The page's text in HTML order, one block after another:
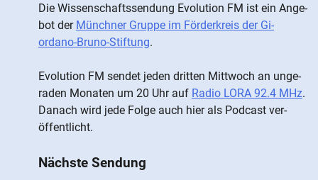
Die Wis­sen­schafts­send­ung Evolution FM ist ein An­ge­
bot der Münch­ner Grup­pe im För­der­kreis der Gi­
ordano-Bruno-Stiftung.
Evolution FM sen­det je­den drit­ten Mitt­woch an un­ge­
ra­den Mo­nat­en um 20 Uhr auf Radio LORA 92.4 MHz.
Da­nach wird je­de Fol­ge auch hier als Pod­cast ver­
öffentlicht.
Nächste Sendung